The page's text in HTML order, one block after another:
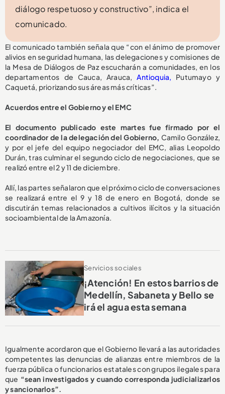
diálogo respetuoso y constructivo”, indica el
comunicado.
El comunicado también señala que “con el ánimo de promover
alivios en seguridad humana, las delegaciones y comisiones de
la Mesa de Diálogos de Paz escucharán a comunidades, en los
departamentos de Cauca, Arauca,Antioquia, Putumayo y
Caquetá, priorizando sus áreas más críticas”.
Acuerdos entre el Gobierno y el EMC
El documento publicado este martes fue firmado por el
coordinador de la delegación del Gobierno, Camilo González,
y por el jefe del equipo negociador del EMC, alias Leopoldo
Durán, tras culminar el segundo ciclo de negociaciones, que se
realizó entre el 2 y 11 de diciembre.
Allí, las partes señalaron que el próximo ciclo de conversaciones
se realizará entre el 9 y 18 de enero en Bogotá, donde se
discutirán temas relacionados a cultivos ilícitos y la situación
socioambiental de la Amazonía.
Servicios sociales
¡Atención! En estos barrios de
Medellín, Sabaneta y Bello se
irá el agua esta semana
Igualmente acordaron que el Gobierno llevará a las autoridades
competentes las denuncias de alianzas entre miembros de la
fuerza pública o funcionarios estatales con grupos ilegales para
que “sean investigados y cuando corresponda judicializarlos
y sancionarlos”.